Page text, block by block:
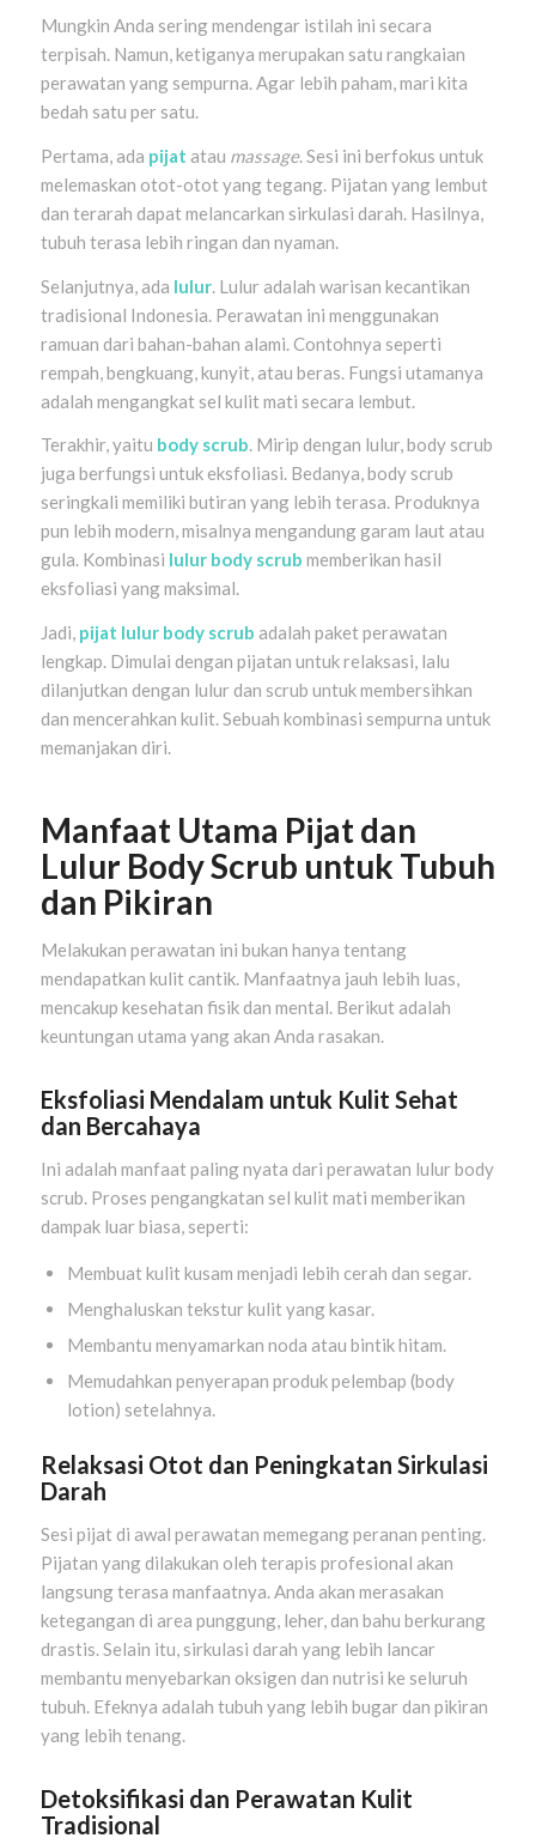
Mungkin Anda sering mendengar istilah ini secara
terpisah. Namun, ketiganya merupakan satu rangkaian
perawatan yang sempurna. Agar lebih paham, mari kita
bedah satu per satu.
Pertama, ada pijat atau massage. Sesi ini berfokus untuk
melemaskan otot-otot yang tegang. Pijatan yang lembut
dan terarah dapat melancarkan sirkulasi darah. Hasilnya,
tubuh terasa lebih ringan dan nyaman.
Selanjutnya, ada lulur. Lulur adalah warisan kecantikan
tradisional Indonesia. Perawatan ini menggunakan
ramuan dari bahan-bahan alami. Contohnya seperti
rempah, bengkuang, kunyit, atau beras. Fungsi utamanya
adalah mengangkat sel kulit mati secara lembut.
Terakhir, yaitu body scrub. Mirip dengan lulur, body scrub
juga berfungsi untuk eksfoliasi. Bedanya, body scrub
seringkali memiliki butiran yang lebih terasa. Produknya
pun lebih modern, misalnya mengandung garam laut atau
gula. Kombinasi lulur body scrub memberikan hasil
eksfoliasi yang maksimal.
Jadi, pijat lulur body scrub adalah paket perawatan
lengkap. Dimulai dengan pijatan untuk relaksasi, lalu
dilanjutkan dengan lulur dan scrub untuk membersihkan
dan mencerahkan kulit. Sebuah kombinasi sempurna untuk
memanjakan diri.
Manfaat Utama Pijat dan
Lulur Body Scrub untuk Tubuh
dan Pikiran
Melakukan perawatan ini bukan hanya tentang
mendapatkan kulit cantik. Manfaatnya jauh lebih luas,
mencakup kesehatan fisik dan mental. Berikut adalah
keuntungan utama yang akan Anda rasakan.
Eksfoliasi Mendalam untuk Kulit Sehat
dan Bercahaya
Ini adalah manfaat paling nyata dari perawatan lulur body
scrub. Proses pengangkatan sel kulit mati memberikan
dampak luar biasa, seperti:
Membuat kulit kusam menjadi lebih cerah dan segar.
Menghaluskan tekstur kulit yang kasar.
Membantu menyamarkan noda atau bintik hitam.
Memudahkan penyerapan produk pelembap (body
lotion) setelahnya.
Relaksasi Otot dan Peningkatan Sirkulasi
Darah
Sesi pijat di awal perawatan memegang peranan penting.
Pijatan yang dilakukan oleh terapis profesional akan
langsung terasa manfaatnya. Anda akan merasakan
ketegangan di area punggung, leher, dan bahu berkurang
drastis. Selain itu, sirkulasi darah yang lebih lancar
membantu menyebarkan oksigen dan nutrisi ke seluruh
tubuh. Efeknya adalah tubuh yang lebih bugar dan pikiran
yang lebih tenang.
Detoksifikasi dan Perawatan Kulit
Tradisional